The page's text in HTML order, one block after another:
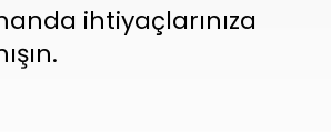
ihtiyaçlarınıza